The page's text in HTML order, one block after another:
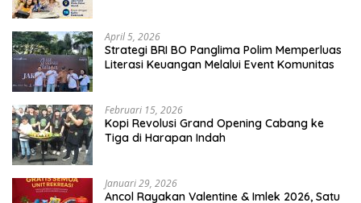
April 5, 2026
​Strategi BRI BO Panglima Polim Memperluas
Literasi Keuangan Melalui Event Komunitas
Februari 15, 2026
Kopi Revolusi Grand Opening Cabang ke
Tiga di Harapan Indah
Januari 29, 2026
Ancol Rayakan Valentine & Imlek 2026, Satu